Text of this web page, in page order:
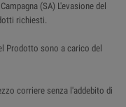
(SA) L'evasione del
richiesti.
Prodotto sono a carico del
corriere senza l'addebito di